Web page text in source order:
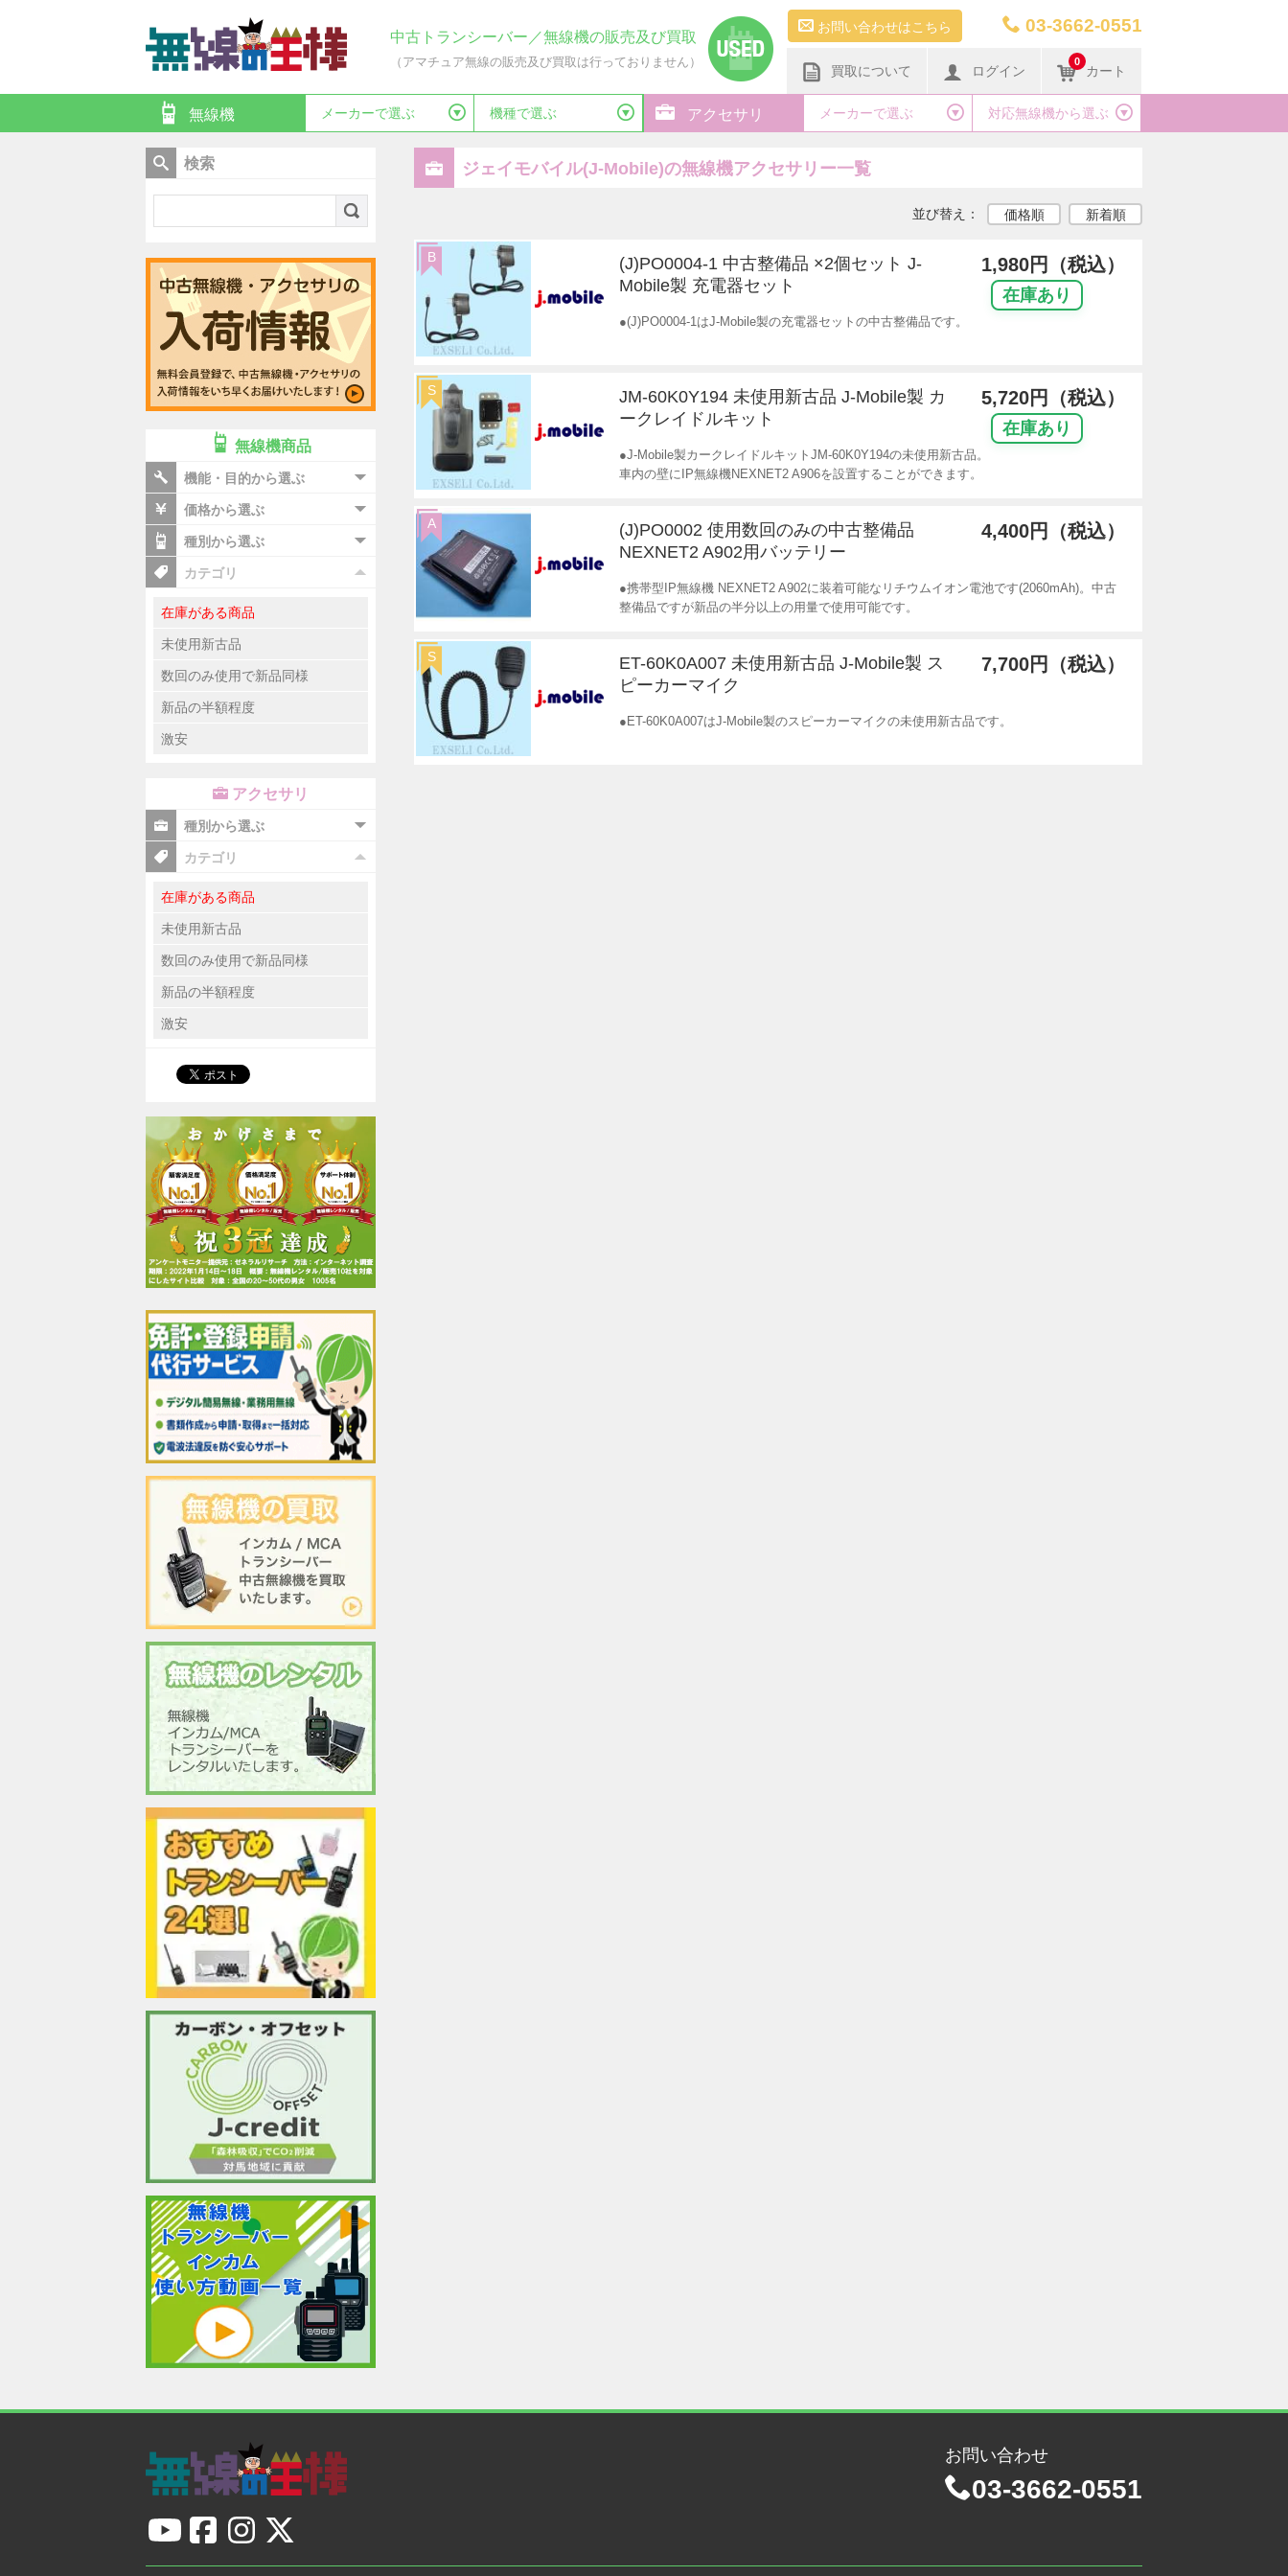
中古トランシーバー／無線機の販売及び買取
（アマチュア無線の販売及び買取は行っておりません）
お問い合わせはこちら 03-3662-0551
買取について ログイン
0
カート
無線機 メーカーで選ぶ 機種で選ぶ アクセサリ メーカーで選ぶ 対応無線機から選ぶ
ジェイモバイル(J-Mobile)の無線機アクセサリー一覧
並び替え： 価格順 新着順
(J)PO0004-1 中古整備品 ×2個セット J-
Mobile製 充電器セット
1,980円（税込）
在庫あり
●(J)PO0004-1はJ-Mobile製の充電器セットの中古整備品です。
B
JM-60K0Y194 未使用新古品 J-Mobile製 カ
ークレイドルキット
5,720円（税込）
在庫あり
●J-Mobile製カークレイドルキットJM-60K0Y194の未使用新古品。
車内の壁にIP無線機NEXNET2 A906を設置することができます。
S
(J)PO0002 使用数回のみの中古整備品
NEXNET2 A902用バッテリー
4,400円（税込）
●携帯型IP無線機 NEXNET2 A902に装着可能なリチウムイオン電池です(2060mAh)。中古
整備品ですが新品の半分以上の用量で使用可能です。
A
ET-60K0A007 未使用新古品 J-Mobile製 ス
ピーカーマイク
7,700円（税込）
●ET-60K0A007はJ-Mobile製のスピーカーマイクの未使用新古品です。
S
検索
無線機商品
機能・目的から選ぶ
価格から選ぶ
種別から選ぶ
カテゴリ
在庫がある商品
未使用新古品
数回のみ使用で新品同様
新品の半額程度
激安
アクセサリ
種別から選ぶ
カテゴリ
在庫がある商品
未使用新古品
数回のみ使用で新品同様
新品の半額程度
激安
お問い合わせ
03-3662-0551